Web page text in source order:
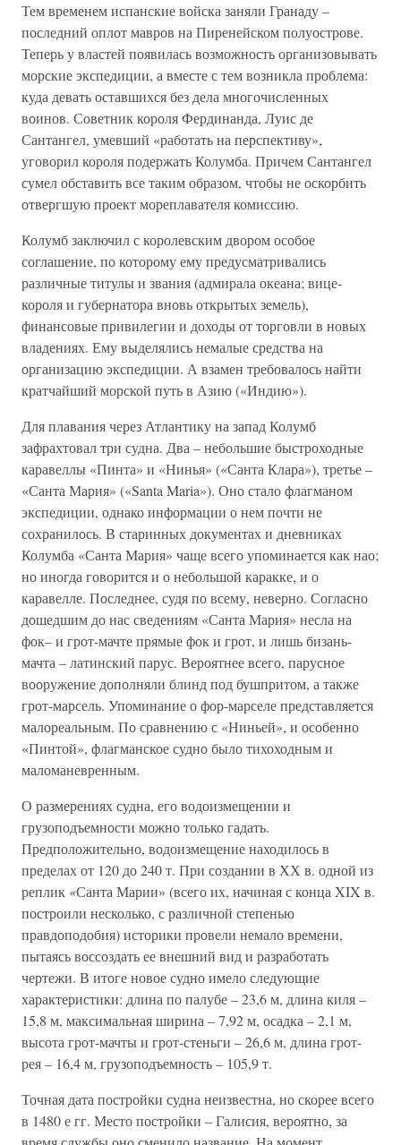
Тем временем испанские войска заняли Гранаду –
последний оплот мавров на Пиренейском полуострове.
Теперь у властей появилась возможность организовывать
морские экспедиции, а вместе с тем возникла проблема:
куда девать оставшихся без дела многочисленных
воинов. Советник короля Фердинанда, Луис де
Сантангел, умевший «работать на перспективу»,
уговорил короля подержать Колумба. Причем Сантангел
сумел обставить все таким образом, чтобы не оскорбить
отвергшую проект мореплавателя комиссию.
Колумб заключил с королевским двором особое
соглашение, по которому ему предусматривались
различные титулы и звания (адмирала океана; вице-
короля и губернатора вновь открытых земель),
финансовые привилегии и доходы от торговли в новых
владениях. Ему выделялись немалые средства на
организацию экспедиции. А взамен требовалось найти
кратчайший морской путь в Азию («Индию»).
Для плавания через Атлантику на запад Колумб
зафрахтовал три судна. Два – небольшие быстроходные
каравеллы «Пинта» и «Нинья» («Санта Клара»), третье –
«Санта Мария» («Santa Maria»). Оно стало флагманом
экспедиции, однако информации о нем почти не
сохранилось. В старинных документах и дневниках
Колумба «Санта Мария» чаще всего упоминается как нао;
но иногда говорится и о небольшой каракке, и о
каравелле. Последнее, судя по всему, неверно. Согласно
дошедшим до нас сведениям «Санта Мария» несла на
фок– и грот-мачте прямые фок и грот, и лишь бизань-
мачта – латинский парус. Вероятнее всего, парусное
вооружение дополняли блинд под бушпритом, а также
грот-марсель. Упоминание о фор-марселе представляется
малореальным. По сравнению с «Ниньей», и особенно
«Пинтой», флагманское судно было тихоходным и
маломаневренным.
О размерениях судна, его водоизмещении и
грузоподъемности можно только гадать.
Предположительно, водоизмещение находилось в
пределах от 120 до 240 т. При создании в ХХ в. одной из
реплик «Санта Марии» (всего их, начиная с конца XIX в.
построили несколько, с различной степенью
правдоподобия) историки провели немало времени,
пытаясь воссоздать ее внешний вид и разработать
чертежи. В итоге новое судно имело следующие
характеристики: длина по палубе – 23,6 м, длина киля –
15,8 м, максимальная ширина – 7,92 м, осадка – 2,1 м,
высота грот-мачты и грот-стеньги – 26,6 м, длина грот-
рея – 16,4 м, грузоподъемность – 105,9 т.
Точная дата постройки судна неизвестна, но скорее всего
в 1480 е гг. Место постройки – Галисия, вероятно, за